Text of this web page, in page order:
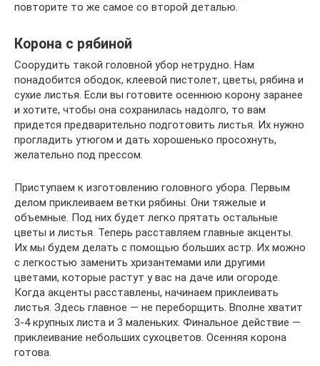
повторите то же самое со второй деталью.
Корона с рябиной
Соорудить такой головной убор нетрудно. Нам
понадобится ободок, клеевой пистолет, цветы, рябина и
сухие листья. Если вы готовите осеннюю корону заранее
и хотите, чтобы она сохранилась надолго, то вам
придется предварительно подготовить листья. Их нужно
прогладить утюгом и дать хорошенько просохнуть,
желательно под прессом.
Приступаем к изготовлению головного убора. Первым
делом приклеиваем ветки рябины. Они тяжелые и
объемные. Под них будет легко прятать остальные
цветы и листья. Теперь расставляем главные акценты.
Их мы будем делать с помощью больших астр. Их можно
с легкостью заменить хризантемами или другими
цветами, которые растут у вас на даче или огороде.
Когда акценты расставлены, начинаем приклеивать
листья. Здесь главное — не переборщить. Вполне хватит
3-4 крупных листа и 3 маленьких. Финальное действие —
приклеивание небольших сухоцветов. Осенняя корона
готова.